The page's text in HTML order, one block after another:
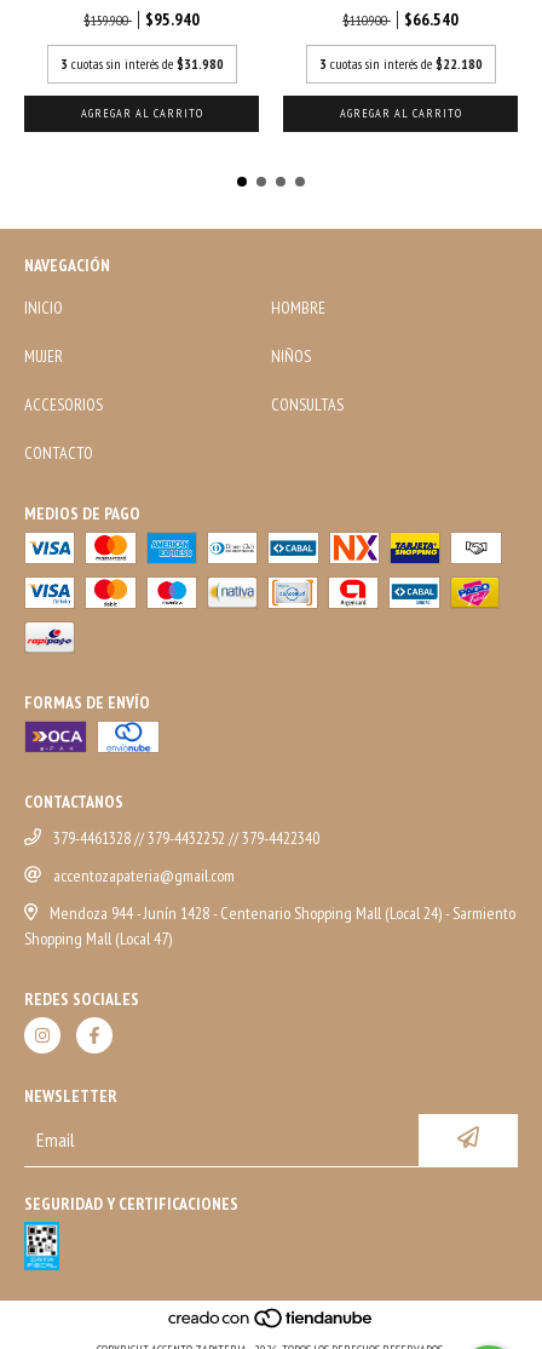
$159.900
$95.940
3 cuotas sin interés de $31.980
AGREGAR AL CARRITO
$110.900
$66.540
3 cuotas sin interés de $22.180
AGREGAR AL CARRITO
NAVEGACIÓN
INICIO
HOMBRE
MUJER NIÑOS
ACCESORIOS CONSULTAS
CONTACTO
MEDIOS DE PAGO
FORMAS DE ENVÍO
CONTACTANOS
379-4461328 // 379-4432252 // 379-4422340
accentozapateria@gmail.com
Mendoza 944 - Junín 1428 - Centenario Shopping Mall (Local 24) - Sarmiento
Shopping Mall (Local 47)
REDES SOCIALES
NEWSLETTER
SEGURIDAD Y CERTIFICACIONES